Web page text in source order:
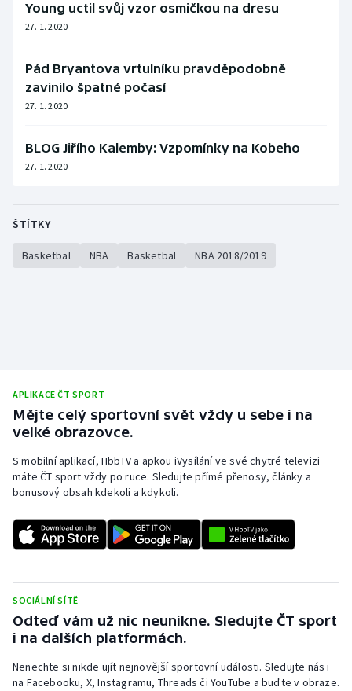
Young uctil svůj vzor osmičkou na dresu
27. 1. 2020
Pád Bryantova vrtulníku pravděpodobně
zavinilo špatné počasí
27. 1. 2020
BLOG Jiřího Kalemby: Vzpomínky na Kobeho
27. 1. 2020
ŠTÍTKY
Basketbal NBA Basketbal NBA 2018/2019
APLIKACE ČT SPORT
Mějte celý sportovní svět vždy u sebe i na
velké obrazovce.
S mobilní aplikací, HbbTV a apkou iVysílání ve své chytré televizi
máte ČT sport vždy po ruce. Sledujte přímé přenosy, články a
bonusový obsah kdekoli a kdykoli.
SOCIÁLNÍ SÍTĚ
Odteď vám už nic neunikne. Sledujte ČT sport
i na dalších platformách.
Nenechte si nikde ujít nejnovější sportovní události. Sledujte nás i
na Facebooku, X, Instagramu, Threads či YouTube a buďte v obraze.